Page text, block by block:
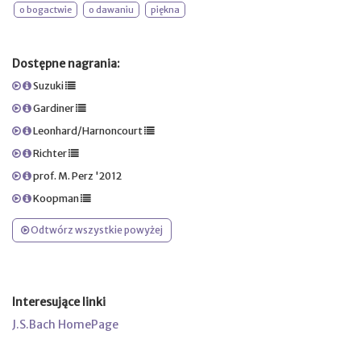
o bogactwie
o dawaniu piękna
Dostępne nagrania:
Suzuki
Gardiner
Leonhard/Harnoncourt
Richter
prof. M. Perz '2012
Koopman
Odtwórz wszystkie powyżej
Interesujące linki
J.S.Bach HomePage